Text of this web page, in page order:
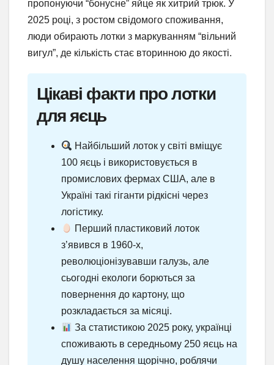
пропонуючи “бонусне” яйце як хитрий трюк. У
2025 році, з ростом свідомого споживання,
люди обирають лотки з маркуванням “вільний
вигул”, де кількість стає вторинною до якості.
Цікаві факти про лотки
для яєць
Найбільший лоток у світі вміщує
100 яєць і використовується в
промислових фермах США, але в
Україні такі гіганти рідкісні через
логістику.
Перший пластиковий лоток
з’явився в 1960-х,
революціонізувавши галузь, але
сьогодні екологи борються за
повернення до картону, що
розкладається за місяці.
За статистикою 2025 року, українці
споживають в середньому 250 яєць на
душу населення щорічно, роблячи